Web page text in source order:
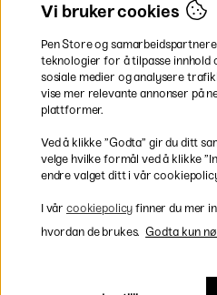
*
Rask og
Vi bruker cookies
Pen Store og
teknologier for å tilpasse innhold
sosiale medier og analysere
vise mer relevante annonser på
plattformer.
Ved å klikke ”Godta” gir du ditt
velge hvilke formål ved å klikke
endre valget ditt i vår
I vår cookiepolicy finner du mer
hvordan de brukes. Godta kun